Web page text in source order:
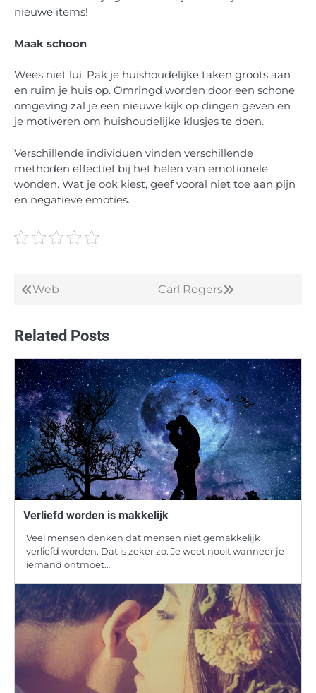
nieuwe items!
Maak schoon
Wees niet lui. Pak je huishoudelijke taken groots aan
en ruim je huis op. Omringd worden door een schone
omgeving zal je een nieuwe kijk op dingen geven en
je motiveren om huishoudelijke klusjes te doen.
Verschillende individuen vinden verschillende
methoden effectief bij het helen van emotionele
wonden. Wat je ook kiest, geef vooral niet toe aan pijn
en negatieve emoties.
Post
Web Carl Rogers
Related Posts
Verliefd worden is makkelijk
Veel mensen denken dat mensen niet gemakkelijk
verliefd worden. Dat is zeker zo. Je weet nooit wanneer je
iemand ontmoet…